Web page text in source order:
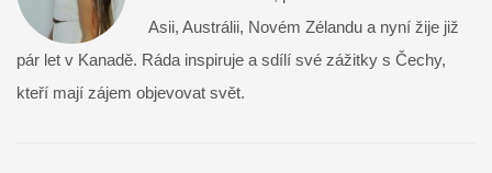
Asii, Austrálii, Novém Zélandu a nyní žije již
pár let v Kanadě. Ráda inspiruje a sdílí své zážitky s Čechy,
kteří mají zájem objevovat svět.